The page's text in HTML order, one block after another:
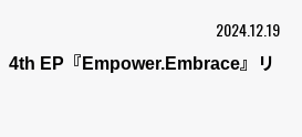
2024.12.19
4th EP『Empower.Embrace』リ